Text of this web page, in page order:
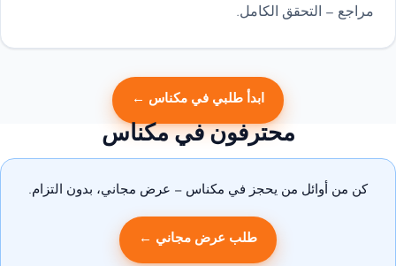
مراجع — التحقق الكامل.
ابدأ طلبي في مكناس ←
محترفون في مكناس
كن من أوائل من يحجز في مكناس — عرض مجاني، بدون التزام.
طلب عرض مجاني ←